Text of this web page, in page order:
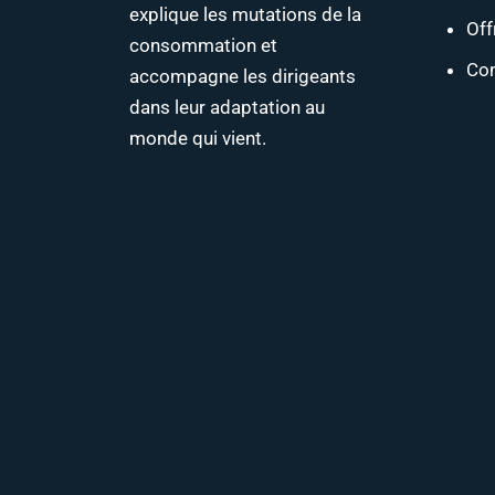
explique les mutations de la
consommation et
accompagne les dirigeants
dans leur adaptation au
monde qui vient.